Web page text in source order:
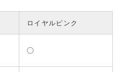
ロイヤルピンク